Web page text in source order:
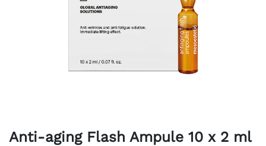
Anti-aging Flash Ampule 10 x 2 ml